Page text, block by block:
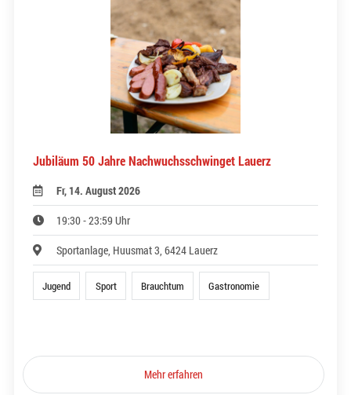
Jubiläum 50 Jahre Nachwuchsschwinget Lauerz
Fr, 14. August 2026
19:30 - 23:59 Uhr
Sportanlage, Huusmat 3, 6424 Lauerz
Jugend Sport Brauchtum Gastronomie
Mehr erfahren